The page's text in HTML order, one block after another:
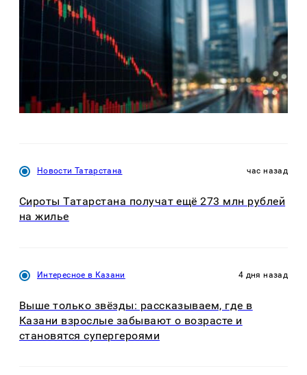
Новости Татарстана час назад
Сироты Татарстана получат ещё 273 млн рублей
на жилье
Интересное в Казани 4 дня назад
Выше только звёзды: рассказываем, где в
Казани взрослые забывают о возрасте и
становятся супергероями